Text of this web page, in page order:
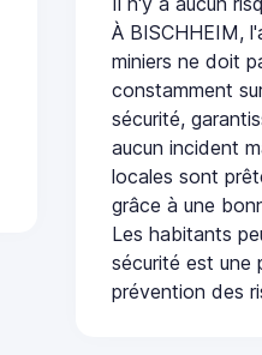
À BISCHHEIM,
miniers ne doit
constamment
sécurité,
aucun incident
locales sont
grâce à une
Les habitants
sécurité est une
prévention des